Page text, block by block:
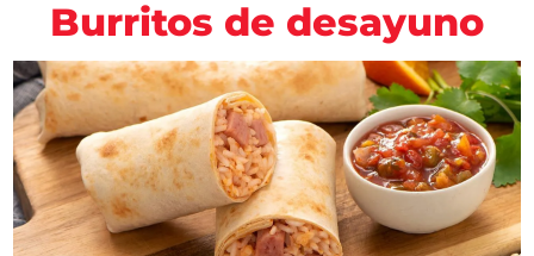
Burritos de desayuno